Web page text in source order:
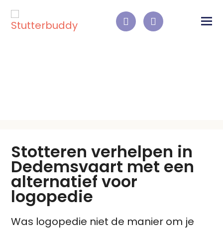
Stotteren verhelpen in
Dedemsvaart met een
alternatief voor
logopedie
Was logopedie niet de manier om je